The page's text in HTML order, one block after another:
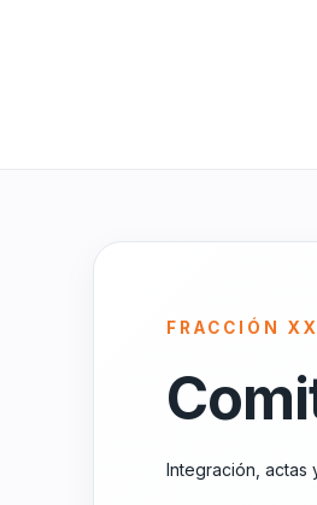
FRACCIÓN
Integración, actas